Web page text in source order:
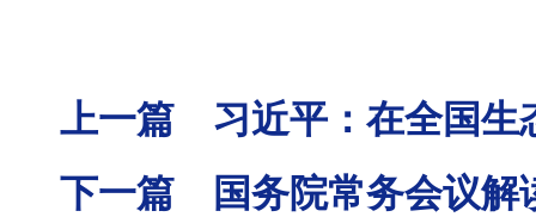
上一篇 习近平：在全国生
下一篇 国务院常务会议解